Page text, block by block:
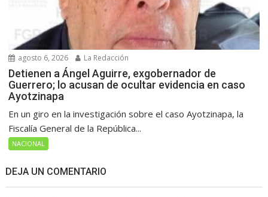
agosto 6, 2026 La Redacción
Detienen a Ángel Aguirre, exgobernador de
Guerrero; lo acusan de ocultar evidencia en caso
Ayotzinapa
En un giro en la investigación sobre el caso Ayotzinapa, la
Fiscalía General de la República...
NACIONAL
DEJA UN COMENTARIO